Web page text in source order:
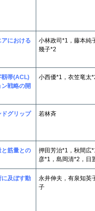
における
小林政司*1，藤本純
幾子*2
靱帯(ACL)
戦略の開
小西優*1，衣笠竜太
グリップ
若林斉
筋量との
押田芳治*1，秋間広
彦*1，島岡清*2，日
及ぼす動
永井伸夫，有泉知英
子